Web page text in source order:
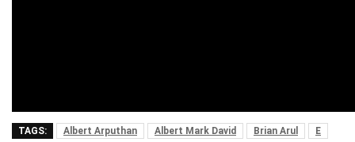
TAGS: Albert Arputhan Albert Mark David Brian Arul
E